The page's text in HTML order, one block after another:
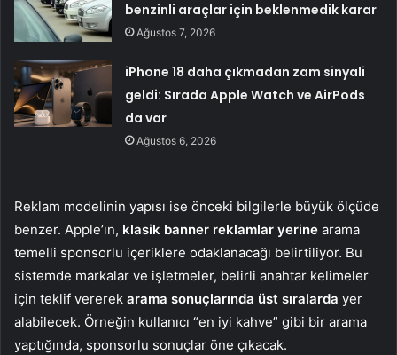
benzinli araçlar için beklenmedik karar
Ağustos 7, 2026
iPhone 18 daha çıkmadan zam sinyali
geldi: Sırada Apple Watch ve AirPods
da var
Ağustos 6, 2026
Reklam modelinin yapısı ise önceki bilgilerle büyük ölçüde
benzer. Apple’ın, klasik banner reklamlar yerine arama
temelli sponsorlu içeriklere odaklanacağı belirtiliyor. Bu
sistemde markalar ve işletmeler, belirli anahtar kelimeler
için teklif vererek arama sonuçlarında üst sıralarda yer
alabilecek. Örneğin kullanıcı “en iyi kahve” gibi bir arama
yaptığında, sponsorlu sonuçlar öne çıkacak.